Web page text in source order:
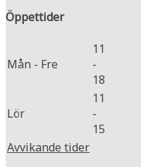
Öppettider
Mån - Fre
11
-
18
Lör
11
-
15
Avvikande tider